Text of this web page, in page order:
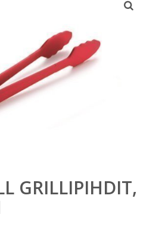
GRILLIPIHDIT,